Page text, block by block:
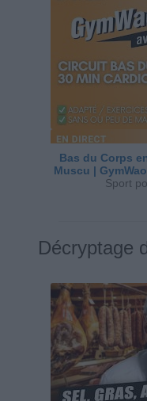
Bas du Corps
Muscu |
Sport
Décryptage